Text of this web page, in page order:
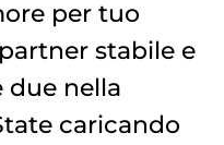
per tuo
stabile e
due nella
caricando